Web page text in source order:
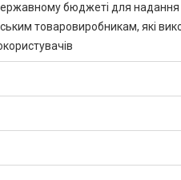
бюджеті для надання
товаровиробникам, які